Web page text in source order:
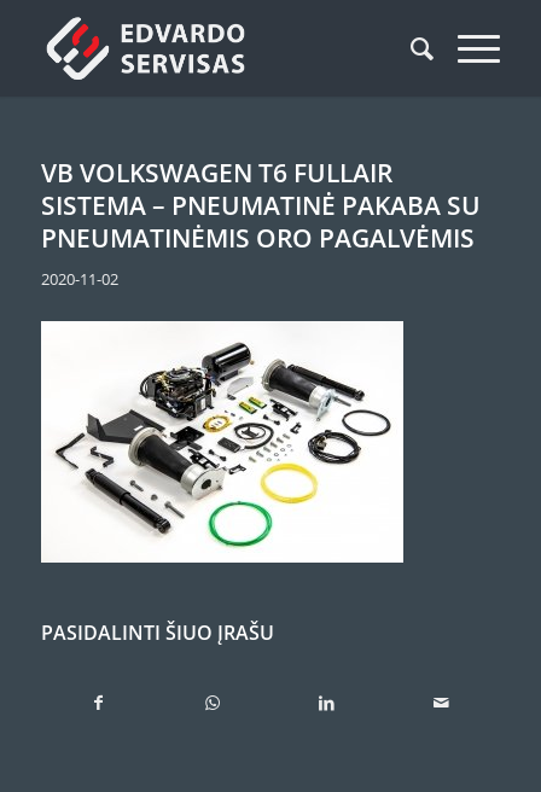
VB VOLKSWAGEN T6 FULLAIR
SISTEMA – PNEUMATINĖ PAKABA SU
PNEUMATINĖMIS ORO PAGALVĖMIS
2020-11-02
PASIDALINTI ŠIUO ĮRAŠU